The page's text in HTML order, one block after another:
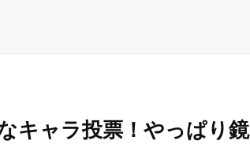
キャラ投票！やっぱり鏡